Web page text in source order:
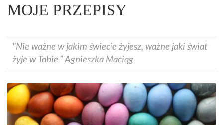
MOJE PRZEPISY
"Nie ważne w jakim świecie żyjesz, ważne jaki świat
żyje w Tobie.” Agnieszka Maciąg